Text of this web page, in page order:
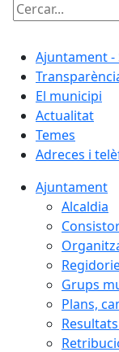
Cercar:
Ajuntament -
El municipi
Actualitat
Temes
Adreces i
Ajuntament
Alcaldia
Grups
Plans,